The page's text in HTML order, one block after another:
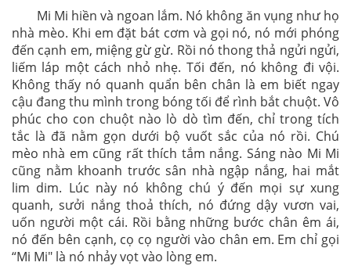
Mi Mi hiền và ngoan lắm. Nó không ăn vụng như họ
nhà mèo. Khi em đặt bát cơm và gọi nó, nó mới phóng
đến cạnh em, miệng gừ gừ. Rồi nó thong thả ngửi ngửi,
liếm láp một cách nhỏ nhẹ. Tối đến, nó không đi vội.
Không thấy nó quanh quẩn bên chân là em biết ngay
cậu đang thu mình trong bóng tối để rình bắt chuột. Vô
phúc cho con chuột nào lò dò tìm đến, chỉ trong tích
tắc là đã nằm gọn dưới bộ vuốt sắc của nó rồi. Chú
mèo nhà em cũng rất thích tắm nắng. Sáng nào Mi Mi
cũng nằm khoanh trước sân nhà ngập nắng, hai mắt
lim dim. Lúc này nó không chú ý đến mọi sự xung
quanh, sưởi nắng thoả thích, nó đứng dậy vươn vai,
uốn người một cái. Rồi bằng những bước chân êm ái,
nó đến bên cạnh, cọ cọ người vào chân em. Em chỉ gọi
“Mi Mi" là nó nhảy vọt vào lòng em.